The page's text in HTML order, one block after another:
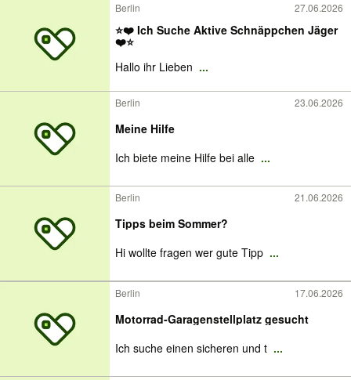
Berlin 27.06.2026
⭐️❤️ Ich Suche Aktive Schnäppchen Jäger
❤️⭐️
Hallo ihr Lieben ...
Berlin 23.06.2026
Meine Hilfe
Ich biete meine Hilfe bei alle ...
Berlin 21.06.2026
Tipps beim Sommer?
Hi wollte fragen wer gute Tipp ...
Berlin 17.06.2026
Motorrad-Garagenstellplatz gesucht
Ich suche einen sicheren und t ...